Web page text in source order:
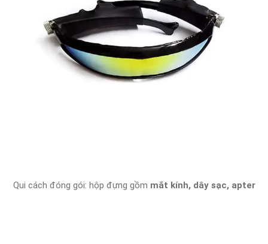
Qui cách đóng gói: hộp đựng gồm mắt kính, dây sạc, apter